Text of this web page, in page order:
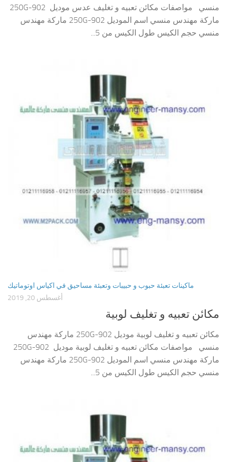
منسي مواصفات مكائن تعبيه و تغليف عدس موديل 902-250G
ماركة مهندس منسي اسم الموديل 902-250G ماركة مهندس
منسي حجم الكيس طول الكيس من 5...
ماكينات تعبئة حبوب و حبيبات وتعبئة مساحيق في اكياس اوتوماتيك
أغسطس 20, 2019
مكائن تعبيه و تغليف لوبية
مكائن تعبيه و تغليف لوبية موديل 902-250G ماركة مهندس
منسي مواصفات مكائن تعبيه و تغليف لوبية موديل 902-250G
ماركة مهندس منسي اسم الموديل 902-250G ماركة مهندس
منسي حجم الكيس طول الكيس من 5...